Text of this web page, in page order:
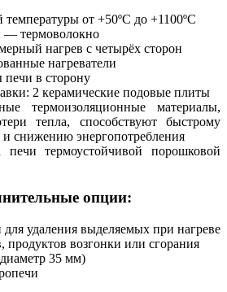
температуры от +50ºC до +1100ºC
— термоволокно
нагрев с четырёх сторон
нагреватели
в сторону
2 керамические подовые плиты
термоизоляционные материалы,
тепла, способствуют быстрому
и снижению энергопотребления
печи термоустойчивой порошковой
опции:
удаления выделяемых при нагреве
продуктов возгонки или сгорания
35 мм)